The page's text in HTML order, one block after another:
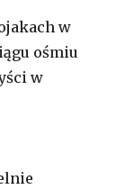
w
ośmiu
w